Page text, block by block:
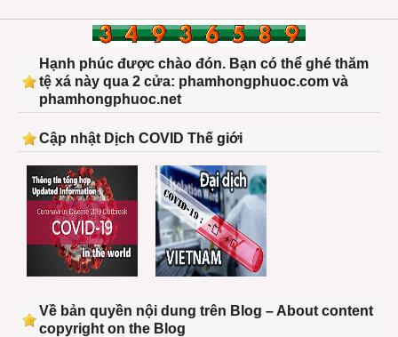
Hạnh phúc được chào đón. Bạn có thể ghé thăm
tệ xá này qua 2 cửa: phamhongphuoc.com và
phamhongphuoc.net
Cập nhật Dịch COVID Thế giới
Về bản quyền nội dung trên Blog – About content
copyright on the Blog